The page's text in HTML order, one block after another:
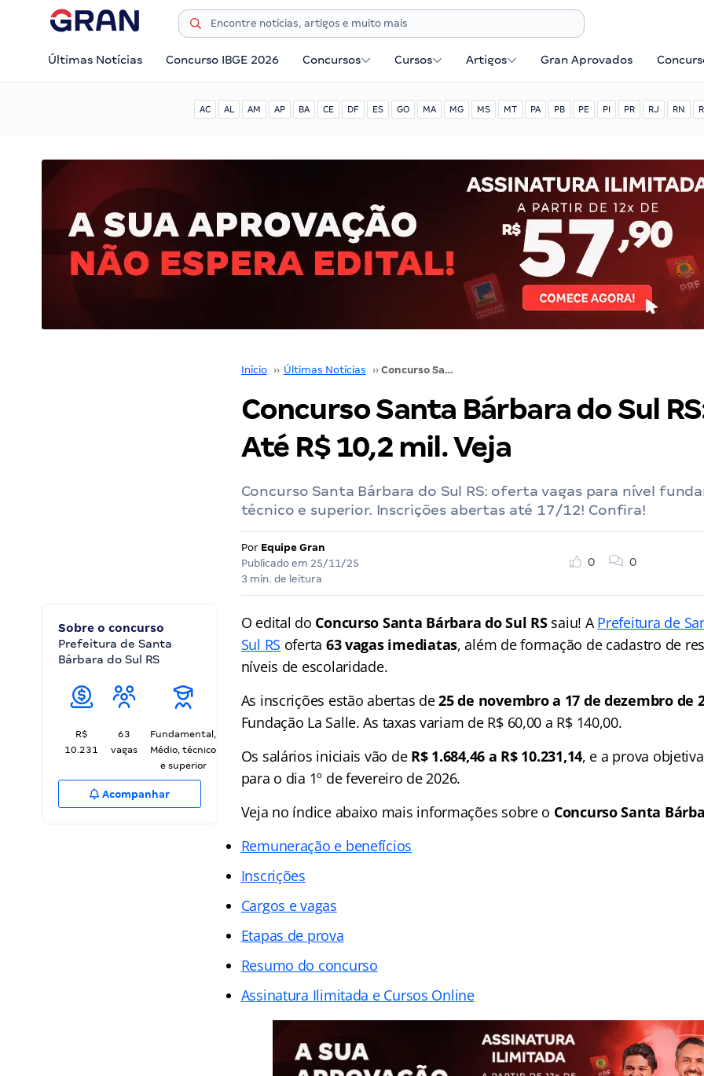
Últimas Notícias Concurso IBGE 2026 Concursos Cursos Artigos Gran Aprovados
AC AL AM AP BA CE DF ES GO MA MG MS MT PA PB PE PI PR RJ RN
Início ›› Últimas Notícias ›› Concurso Santa Bárbara do Sul RS: SAIU! Até R$ 10,2 mil. Veja
Concurso Santa Bárbara do Sul
Até R$ 10,2 mil. Veja
Concurso Santa Bárbara do Sul RS: oferta vagas para nível
técnico e superior. Inscrições abertas até 17/12! Confira!
Por Equipe Gran
Publicado em 25/11/25
3 min. de leitura
0 0
Sobre o concurso
Prefeitura de Santa
Bárbara do Sul RS
R$
10.231
63
vagas
Fundamental,
Médio, técnico
e superior
Acompanhar
O edital do Concurso Santa Bárbara do Sul RSsaiu! APrefeitura de
Sul RS oferta 63 vagas imediatas, além de formação de cadastro de
níveis de escolaridade.
As inscrições estão abertas de25 de novembro a 17 de dezembro de
Fundação La Salle. As taxas variam de R$ 60,00 a R$ 140,00.
Os salários iniciais vão de R$ 1.684,46 a R$ 10.231,14, e a prova
para o dia 1º de fevereiro de 2026.
Veja no índiceabaixo mais informações sobre o Concurso Santa
Remuneração e benefícios
Inscrições
Cargos e vagas
Etapas de prova
Resumo do concurso
Assinatura Ilimitada e Cursos Online